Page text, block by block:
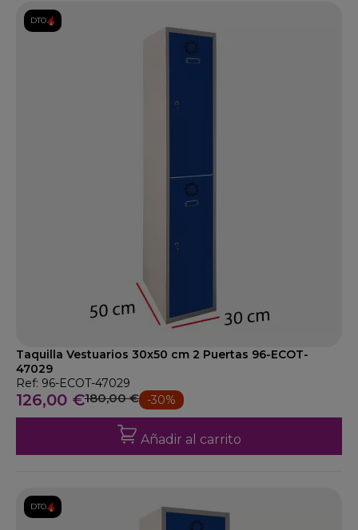
DTO.
Taquilla Vestuarios 30x50 cm 2 Puertas 96-ECOT-
47029
Ref: 96-ECOT-47029
126,00 €180,00 € -30%
Añadir al carrito
DTO.